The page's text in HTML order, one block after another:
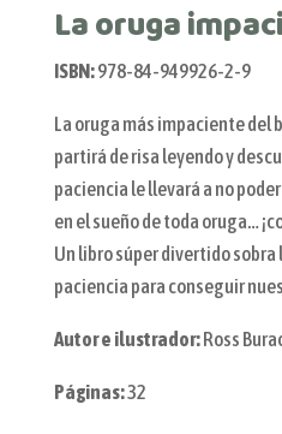
La oruga
ISBN:978-84-949926-2-9
La oruga más impaciente del
partirá de risa leyendo y
paciencia le llevará a no
en el sueño de toda oruga…
Un libro súper divertido
paciencia para conseguir
Autor e ilustrador:Ross
Páginas:32